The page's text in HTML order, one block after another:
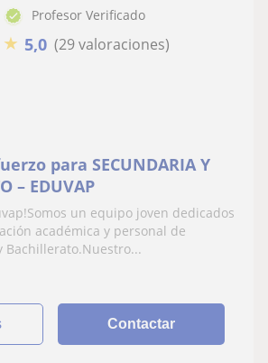
Profesor Verificado
★ 5,0 (29 valoraciones)
para SECUNDARIA Y
– EDUVAP
un equipo joven dedicados
académica y personal de
Bachillerato.Nuestro...
Contactar